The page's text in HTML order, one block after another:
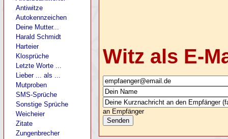
Witz als E-
an Empfänger
Antiwitze
Autokennzeichen
Deine Mutter...
Harald Schmidt
Harteier
Klosprüche
Letzte Worte ...
Lieber ... als ...
Mutproben
SMS-Sprüche
Sonstige Sprüche
Weicheier
Zitate
Zungenbrecher